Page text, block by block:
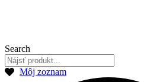
Search
Môj zoznam